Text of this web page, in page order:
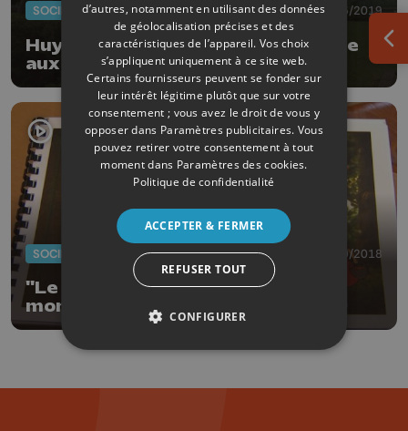
SOCIÉTÉ 27/05/2019
Huy: plein électrique gratuit grâce
aux bornes de rechargement
SOCIÉTÉ 27/10/2018
"Le plus grand des trésors au
monde"
d’autres, notamment en utilisant des données
de géolocalisation précises et des
caractéristiques de l’appareil. Vos choix
s’appliquent uniquement à ce site web.
Certains fournisseurs peuvent se fonder sur
leur intérêt légitime plutôt que sur votre
consentement ; vous avez le droit de vous y
opposer dans Paramètres publicitaires. Vous
pouvez retirer votre consentement à tout
moment dans Paramètres des cookies.
Politique de confidentialité
ACCEPTER & FERMER
REFUSER TOUT
CONFIGURER